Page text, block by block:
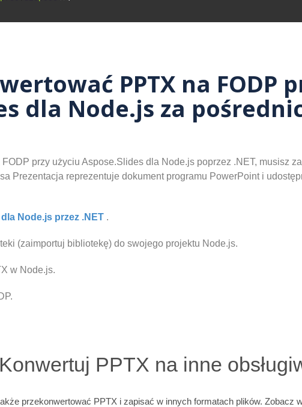
PPTX na FODP
dla Node.js za
przy użyciu Aspose.Slides dla Node.js poprzez .NET, musisz
Prezentacja reprezentuje dokument programu PowerPoint i
Node.js przez .NET .
(zaimportuj bibliotekę) do swojego projektu Node.js.
w Node.js.
Konwertuj PPTX na inne
przekonwertować PPTX i zapisać w innych formatach plików. Zobacz